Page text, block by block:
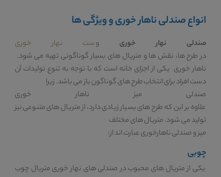
انواع صندلی ناهار خوری و ویژگی ها
صندلی نهار خوری وست نهار خوری
در طرح ها، نقش ها و متریال های بسیار گوناگونی تهیه می شود.
ناهار خوری یکی از اجزای خانه است که با توجه به تنوع تولیدات آن
دست افراد برای انتخاب طرح های گوناگون باز می باشد. زیرا
صندلی میز ناهار خوری
علاوه بر این که طرح های بسیار زیادی دارد، از متریال های متنوعی نیز
تولید می شود. متریال های مختلف
میز و صندلی ناهارخوریعبارت اند از:
چوبی
یکی از متریال های محبوب در صندلی های نهار خوری متریال چوب